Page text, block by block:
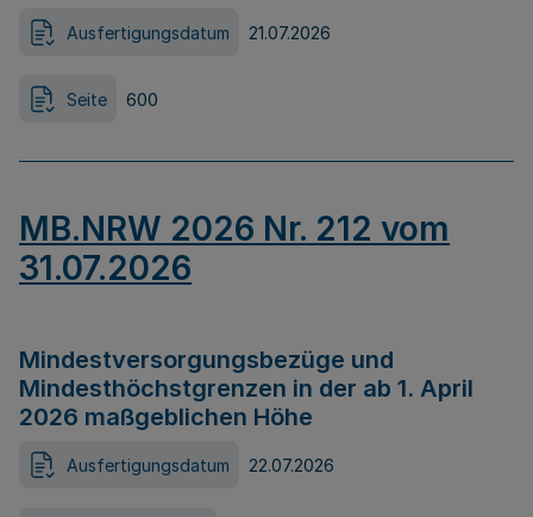
Ausfertigungsdatum 21.07.2026
Seite 600
MB.NRW 2026 Nr. 212 vom
31.07.2026
Mindestversorgungsbezüge und
Mindesthöchstgrenzen in der ab 1. April
2026 maßgeblichen Höhe
Ausfertigungsdatum 22.07.2026